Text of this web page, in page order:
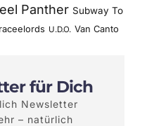
Panther Subway To
U.D.O. Van Canto
für Dich
Newsletter
– natürlich